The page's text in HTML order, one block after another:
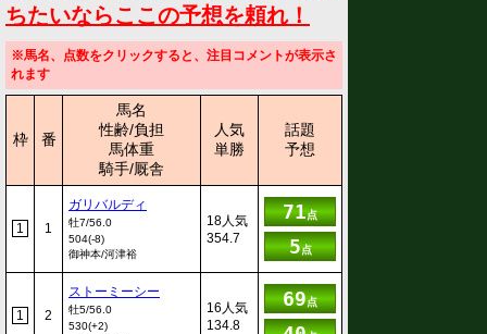
ちたいならここの予想を頼れ！
※馬名、点数をクリックすると、注目コメントが表示さ
れます
枠 番
馬名
性齢/負担
馬体重
騎手/厩舎
人気
単勝
話題
予想
1 1
ガリバルディ
牡7/56.0
504(-8)
御神本/河津裕
18人気
354.7
71点
5点
1 2
ストーミーシー
牡5/56.0
530(+2)
16人気
134.8
69点